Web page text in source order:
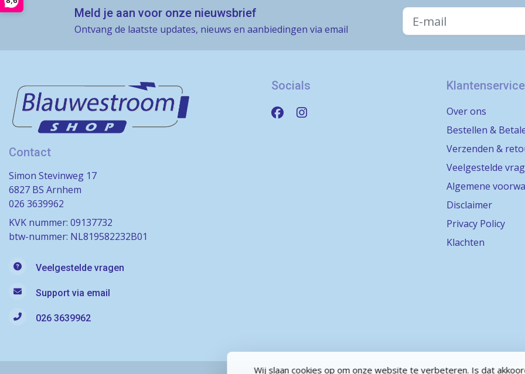
Wij slaan cookies op om onze website te verbeteren. Is dat
Meld je aan voor onze nieuwsbrief
Ontvang de laatste updates, nieuws en aanbiedingen via email
Contact
Simon Stevinweg 17
6827 BS Arnhem
026 3639962
KVK nummer: 09137732
btw-nummer: NL819582232B01
Veelgestelde vragen
Support via email
026 3639962
Socials Klantenservice
Over ons
Bestellen &
Verzenden &
Veelgestelde
Algemene
Disclaimer
Privacy Policy
Klachten